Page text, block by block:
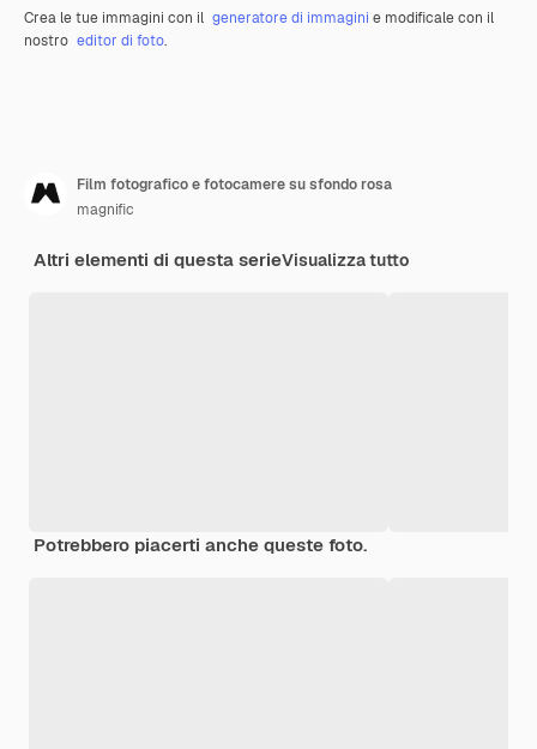
Crea le tue immagini con il generatore di immagini e modificale con il
nostro editor di foto.
Film fotografico e fotocamere su sfondo rosa
magnific
Altri elementi di questa serieVisualizza tutto
Potrebbero piacerti anche queste foto.